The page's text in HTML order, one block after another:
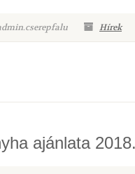
Hírek
ajánlata